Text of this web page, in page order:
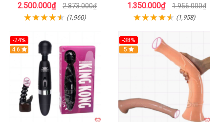
2.500.000₫ 2.873.000₫
(1,960)
1.350.000₫ 1.956.000₫
(1,958)
-24%
4.6
-38%
Hot
5